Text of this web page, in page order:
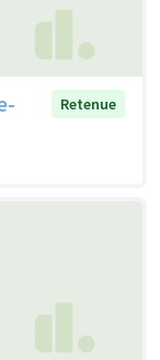
Retenue